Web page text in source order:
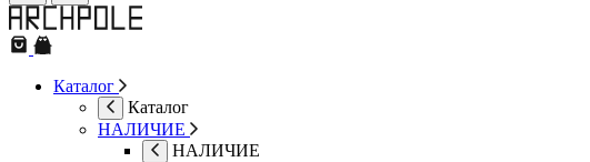
Каталог
Каталог
НАЛИЧИЕ
НАЛИЧИЕ